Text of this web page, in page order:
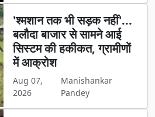
'श्मशान तक भी सड़क नहीं'...
बलौदा बाजार से सामने आई
सिस्टम की हकीकत, ग्रामीणों
में आक्रोश
Aug 07,
2026
Manishankar
Pandey